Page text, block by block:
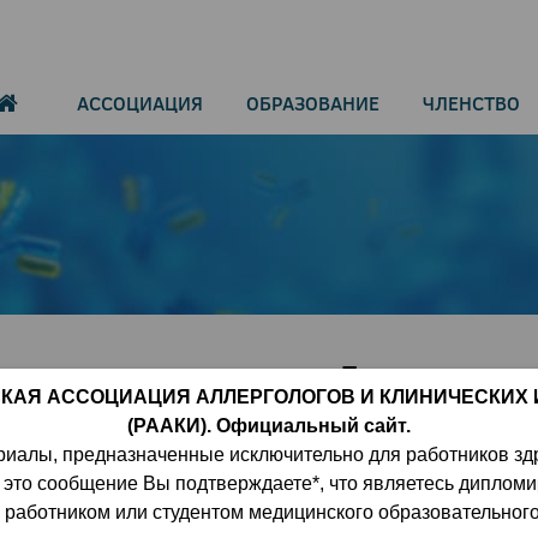
АССОЦИАЦИЯ ОБРАЗОВАНИЕ ЧЛЕНСТВО
синдром Дауна,
Cas9
АССОЦИАЦИЯ АЛЛЕРГОЛОГОВ И КЛИНИЧЕСКИХ
(РААКИ). Официальный сайт.
предназначенные исключительно для работников
сообщение Вы подтверждаете*, что являетесь
или студентом медицинского